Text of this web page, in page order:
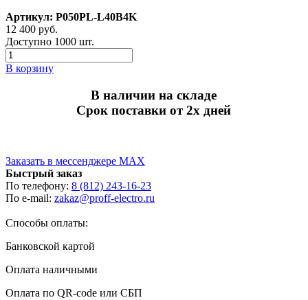
Артикул: P050PL-L40B4K
12 400 руб.
Доступно 1000 шт.
В корзину
В наличии на складе
Срок поставки от 2х дней
Заказать в мессенджере MAX
Быстрый заказ
По телефону: 8 (812) 243-16-23
По e-mail: zakaz@proff-electro.ru
Способы оплаты:
Банковской картой
Оплата наличными
Оплата по QR-code или СБП